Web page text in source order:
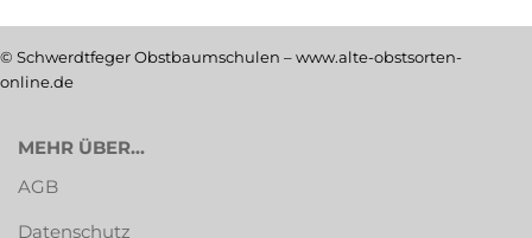
© Schwerdtfeger Obstbaumschulen – www.alte-obstsorten-
online.de
MEHR ÜBER...
AGB
Datenschutz